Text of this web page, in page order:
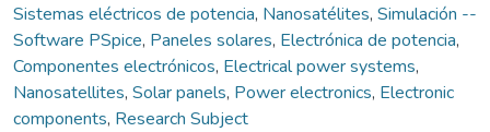
Sistemas eléctricos de potencia, Nanosatélites, Simulación --
Software PSpice, Paneles solares, Electrónica de potencia,
Componentes electrónicos, Electrical power systems,
Nanosatellites, Solar panels, Power electronics, Electronic
components, Research Subject